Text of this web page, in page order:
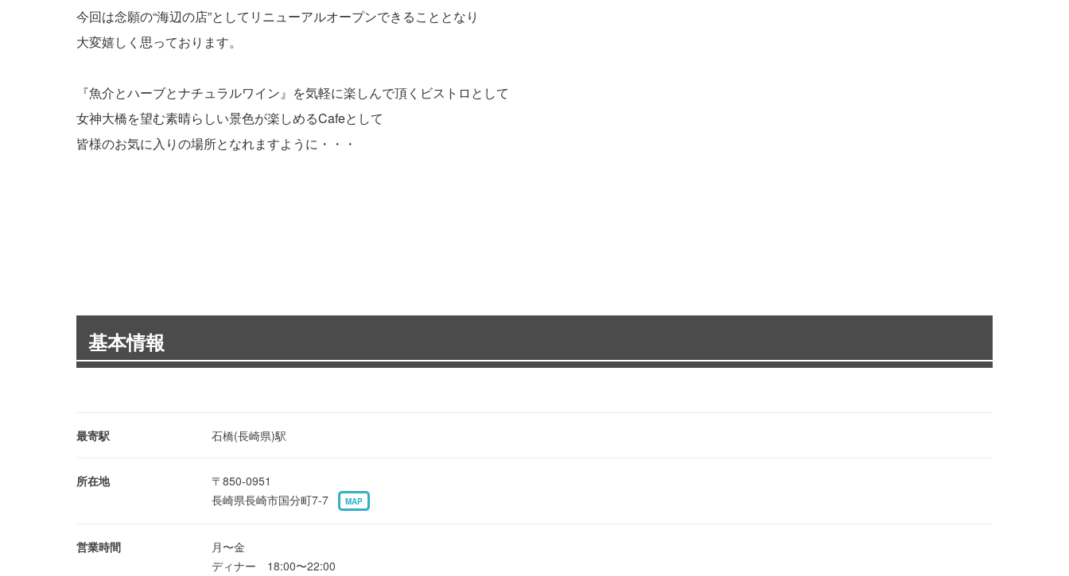
今回は念願の“海辺の店”としてリニューアルオープンできることとなり
大変嬉しく思っております。
『魚介とハーブとナチュラルワイン』を気軽に楽しんで頂くビストロとして
女神大橋を望む素晴らしい景色が楽しめるCafeとして
皆様のお気に入りの場所となれますように・・・
基本情報
最寄駅 石橋(長崎県)駅
所在地
〒850-0951
長崎県長崎市国分町7-7
MAP
営業時間
月〜金
ディナー 18:00〜22:00